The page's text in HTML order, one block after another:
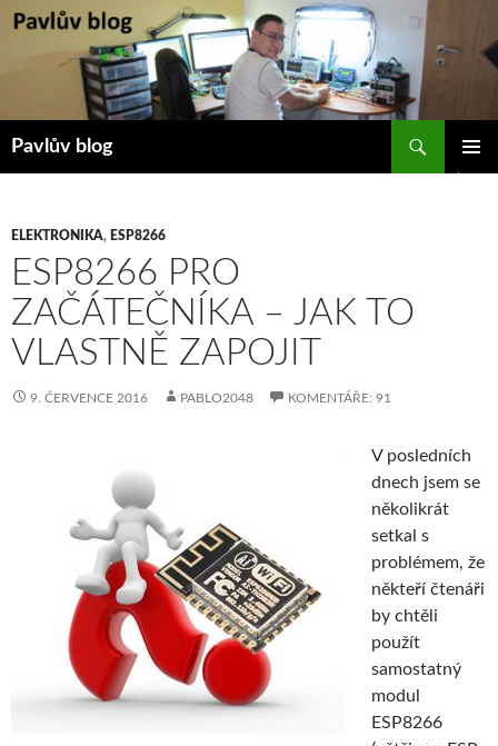
Přejít
Pavlův blog
ELEKTRONIKA, ESP8266
ESP8266 PRO
ZAČÁTEČNÍKA – JAK TO
VLASTNĚ ZAPOJIT
9. ČERVENCE 2016 PABLO2048 KOMENTÁŘE: 91
V posledních
dnech jsem se
několikrát
setkal s
problémem, že
někteří čtenáři
by chtěli
použít
samostatný
modul
ESP8266